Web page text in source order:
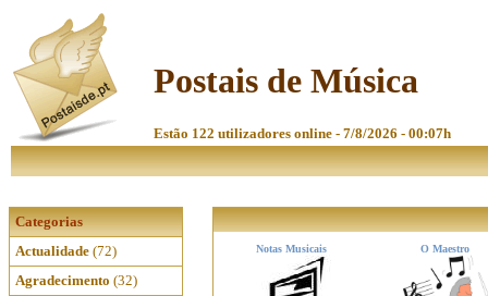
Postais de Música
Estão 122 utilizadores online - 7/8/2026 - 00:07h
Categorias
Actualidade (72)
Agradecimento (32)
Notas Musicais O Maestro